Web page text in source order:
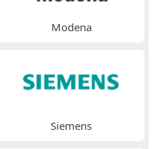
Modena
Siemens